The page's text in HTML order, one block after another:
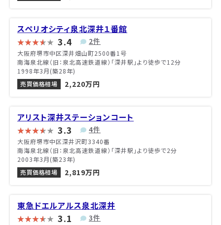
スペリオシティ泉北深井１番館
3.4 2件
大阪府堺市中区深井畑山町2500番1号
南海泉北線（旧：泉北高速鉄道線）「深井駅」より徒歩で12分
1998年3月(築28年)
売買価格相場
2,220万円
アリスト深井ステーションコート
3.3 4件
大阪府堺市中区深井沢町3340番
南海泉北線（旧：泉北高速鉄道線）「深井駅」より徒歩で2分
2003年3月(築23年)
売買価格相場
2,819万円
東急ドエルアルス泉北深井
3.1 3件